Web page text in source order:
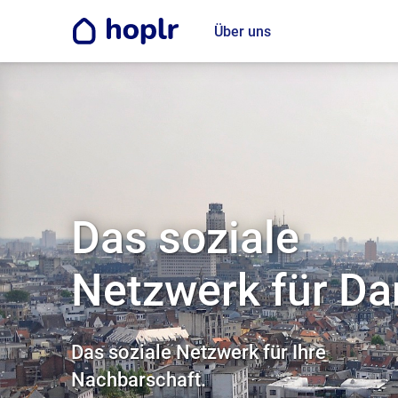
Über uns
Das soziale
Netzwerk für
Das soziale Netzwerk für Ihre
Nachbarschaft.